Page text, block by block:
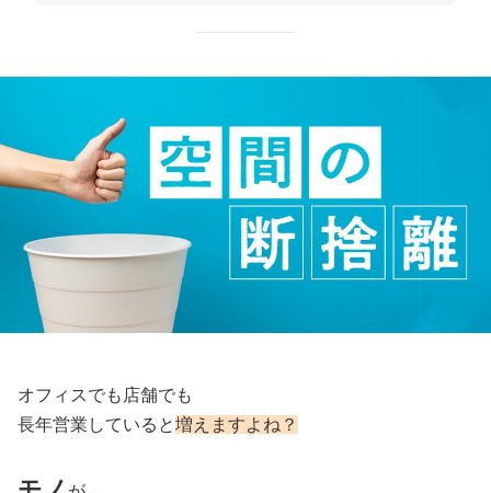
オフィスでも店舗でも
長年営業していると増えますよね？